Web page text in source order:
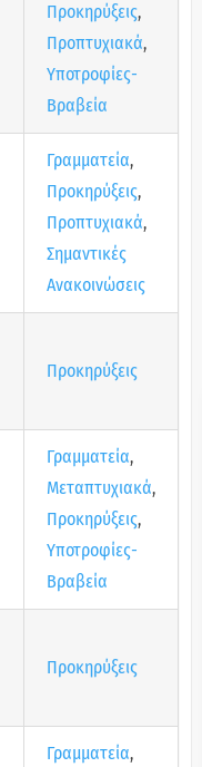
Προκηρύξεις,
Προπτυχιακά,
Υποτροφίες-
Βραβεία
Γραμματεία,
Προκηρύξεις,
Προπτυχιακά,
Σημαντικές
Ανακοινώσεις
Προκηρύξεις
Γραμματεία,
Μεταπτυχιακά,
Προκηρύξεις,
Υποτροφίες-
Βραβεία
Προκηρύξεις
Γραμματεία,